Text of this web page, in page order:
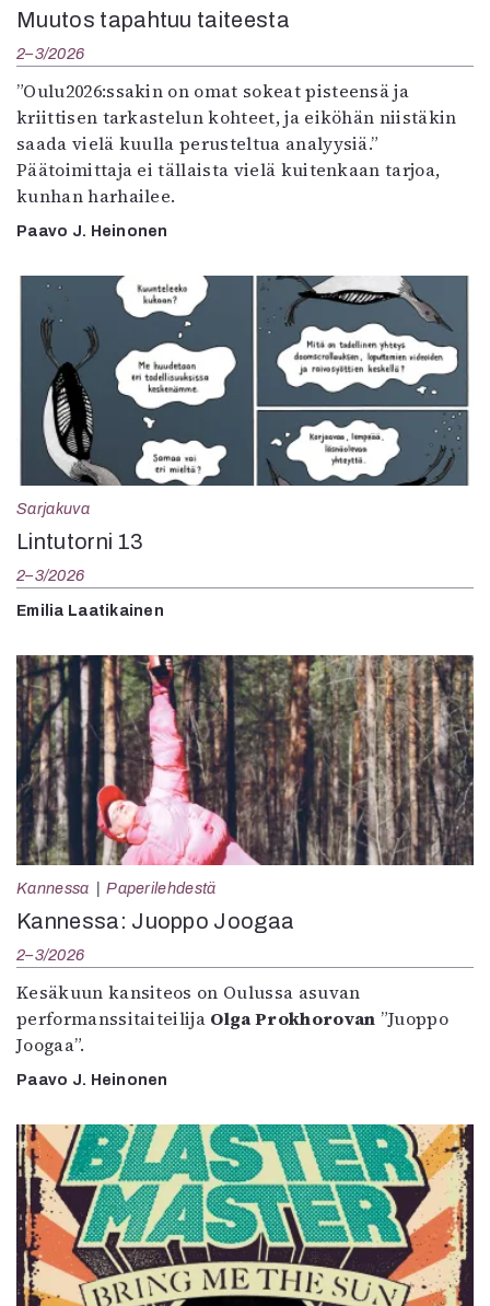
Muutos tapahtuu taiteesta
2–3/2026
”Oulu2026:ssakin on omat sokeat pisteensä ja
kriittisen tarkastelun kohteet, ja eiköhän niistäkin
saada vielä kuulla perusteltua analyysiä.”
Päätoimittaja ei tällaista vielä kuitenkaan tarjoa,
kunhan harhailee.
Paavo J. Heinonen
Sarjakuva
Lintutorni 13
2–3/2026
Emilia Laatikainen
Kannessa Paperilehdestä
Kannessa: Juoppo Joogaa
2–3/2026
Kesäkuun kansiteos on Oulussa asuvan
performanssitaiteilija Olga Prokhorovan ”Juoppo
Joogaa”.
Paavo J. Heinonen